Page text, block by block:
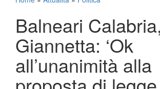
Balneari Calabria,
Giannetta: ‘Ok
all’unanimità alla